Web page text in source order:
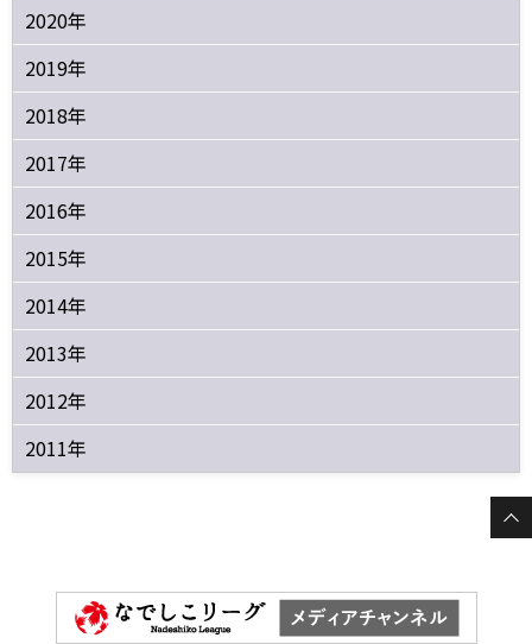
2020年
2019年
2018年
2017年
2016年
2015年
2014年
2013年
2012年
2011年